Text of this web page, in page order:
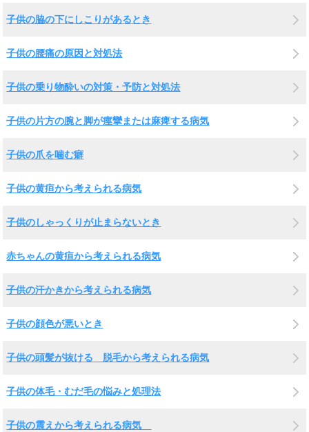
子供の脇の下にしこりがあるとき
子供の腰痛の原因と対処法
子供の乗り物酔いの対策・予防と対処法
子供の片方の腕と脚が痙攣または麻痺する病気
子供の爪を噛む癖
子供の黄疸から考えられる病気
子供のしゃっくりが止まらないとき
赤ちゃんの黄疸から考えられる病気
子供の汗かきから考えられる病気
子供の顔色が悪いとき
子供の頭髪が抜ける 脱毛から考えられる病気
子供の体毛・むだ毛の悩みと処理法
子供の震えから考えられる病気